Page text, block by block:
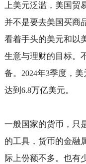
上美元泛滥，美国贸
并不是要去美国买商
看着手头的美元和以
生意与理财的目标。
备。
2024年3季度，美
达到 6.8万亿美元。
一般国家的货币，只
的工具，货币的金融
际上份额不多。也有